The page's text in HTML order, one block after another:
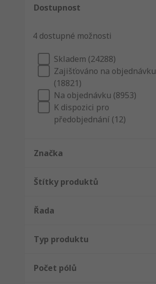
Dostupnost
4 dostupné možnosti
Skladem (24288)
Zajišťováno na objednávku
(18821)
Na objednávku (8953)
K dispozici pro
předobjednání (12)
Značka
Štítky produktů
Řada
Typ produktu
Počet pólů